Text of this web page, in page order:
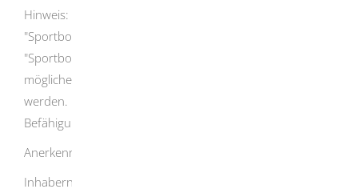
Hinweis:
"Sportbootführerschein Binnen" oder
"Sportbootführerschein See" haben, können Sie
möglicherweise von der praktischen Prüfung befreit
werden. Die Befreiung hängt davon ab, ob Ihre
Befähigungsnachweise ane
Anerkennung anderer Befähigungsnachweise:
Inhabern